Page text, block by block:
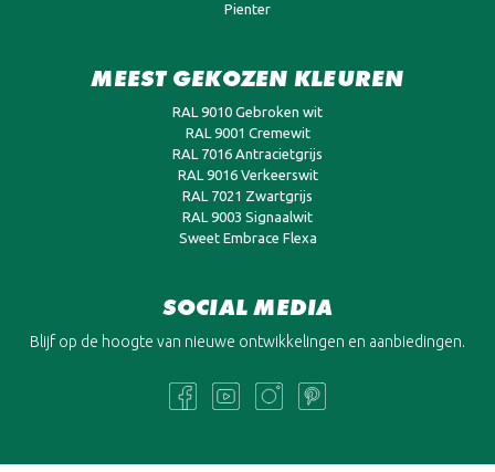
Pienter
MEEST GEKOZEN KLEUREN
RAL 9010 Gebroken wit
RAL 9001 Cremewit
RAL 7016 Antracietgrijs
RAL 9016 Verkeerswit
RAL 7021 Zwartgrijs
RAL 9003 Signaalwit
Sweet Embrace Flexa
SOCIAL MEDIA
Blijf op de hoogte van nieuwe ontwikkelingen en aanbiedingen.